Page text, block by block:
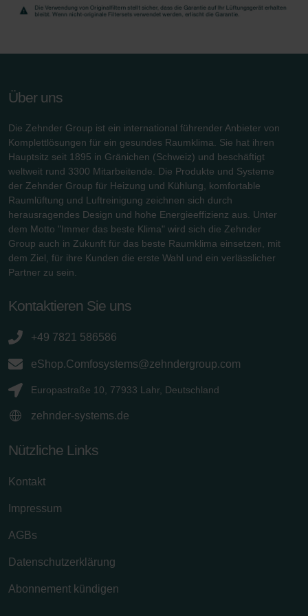
Über uns
Die Zehnder Group ist ein international führender Anbieter von
Komplettlösungen für ein gesundes Raumklima. Sie hat ihren
Hauptsitz seit 1895 in Gränichen (Schweiz) und beschäftigt
weltweit rund 3300 Mitarbeitende. Die Produkte und Systeme
der Zehnder Group für Heizung und Kühlung, komfortable
Raumlüftung und Luftreinigung zeichnen sich durch
herausragendes Design und hohe Energieeffizienz aus. Unter
dem Motto "Immer das beste Klima" wird sich die Zehnder
Group auch in Zukunft für das beste Raumklima einsetzen, mit
dem Ziel, für ihre Kunden die erste Wahl und ein verlässlicher
Partner zu sein.
Kontaktieren Sie uns
+49 7821 586586
eShop.Comfosystems@zehndergroup.com
Europastraße 10, 77933 Lahr, Deutschland
zehnder-systems.de
Nützliche Links
Kontakt
Impressum
AGBs
Datenschutzerklärung
Abonnement kündigen